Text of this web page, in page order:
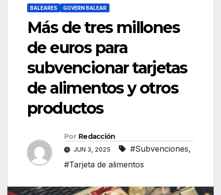
BALEARES GOVERN BALEAR
Más de tres millones
de euros para
subvencionar tarjetas
de alimentos y otros
productos
Por Redacción
JUN 3, 2025 #Subvenciones,
#Tarjeta de alimentos